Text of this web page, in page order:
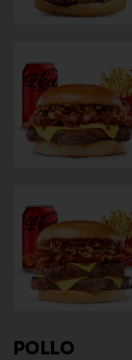
POLLO